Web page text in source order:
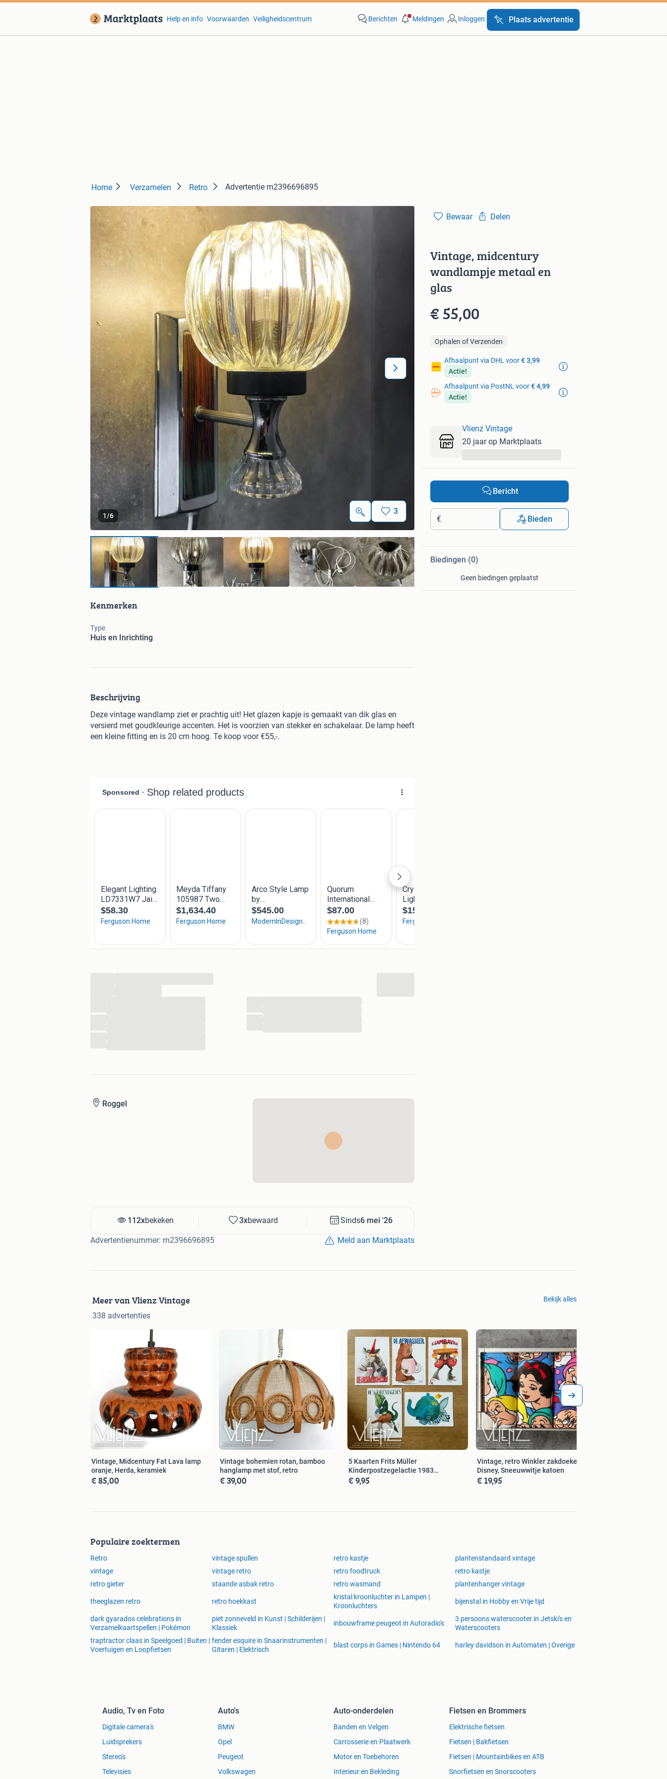
Help en info Voorwaarden Veiligheidscentrum Berichten Meldingen Inloggen Plaats advertentie
Home Verzamelen Retro Advertentie m2396696895
1/6 3
Kenmerken
Type
Huis en Inrichting
Beschrijving
Deze vintage wandlamp ziet er prachtig uit! Het glazen kapje is gemaakt van dik glas en
versierd met goudkleurige accenten. Het is voorzien van stekker en schakelaar. De lamp heeft
een kleine fitting en is 20 cm hoog. Te koop voor €55,-.
Roggel
112xbekeken 3xbewaard Sinds6 mei '26
Advertentienummer: m2396696895 Meld aan Marktplaats
Bewaar Delen
Vintage, midcentury
wandlampje metaal en
glas
€ 55,00
Ophalen of Verzenden
Afhaalpunt via DHL voor€ 3,99
Actie!
Afhaalpunt via PostNL voor€ 4,99
Actie!
Vlienz Vintage
20 jaar op Marktplaats
Bericht
€ Bieden
Biedingen (0)
Geen biedingen geplaatst
Meer van Vlienz Vintage
338 advertenties
Bekijk alles
Vintage, Midcentury Fat Lava lamp
oranje, Herda, keramiek
€ 85,00
Vintage bohemien rotan, bamboo
hanglamp met stof, retro
€ 39,00
5 Kaarten Frits Müller
Kinderpostzegelactie 1983
wenskaart
€ 9,95
Vintage, retro Winkler zakdoeken
Disney, Sneeuwwitje katoen
€ 19,95
Populaire zoektermen
Retro vintage spullen retro kastje
plantenstandaard vintage
vintage
vintage retro retro foodtruck
retro kastje
retro gieter
staande asbak retro retro wasmand plantenhanger vintage
theeglazen retro retro hoekkast
kristal kroonluchter in Lampen |
Kroonluchters
bijenstal in Hobby en Vrije tijd
dark gyarados celebrations in
Verzamelkaartspellen | Pokémon
piet zonneveld in Kunst | Schilderijen |
Klassiek
inbouwframe peugeot in Autoradio's
3 persoons waterscooter in Jetski's en
Waterscooters
traptractor claas in Speelgoed | Buiten |
Voertuigen en Loopfietsen
fender esquire in Snaarinstrumenten |
Gitaren | Elektrisch
blast corps in Games | Nintendo 64 harley davidson in Automaten | Overige
Audio, Tv en Foto
Digitale camera's
Luidsprekers
Stereo's
Televisies
Auto's
BMW
Opel
Peugeot
Volkswagen
Auto-onderdelen
Banden en Velgen
Carrosserie en Plaatwerk
Motor en Toebehoren
Interieur en Bekleding
Fietsen en Brommers
Elektrische fietsen
Fietsen | Bakfietsen
Fietsen | Mountainbikes en ATB
Snorfietsen en Snorscooters